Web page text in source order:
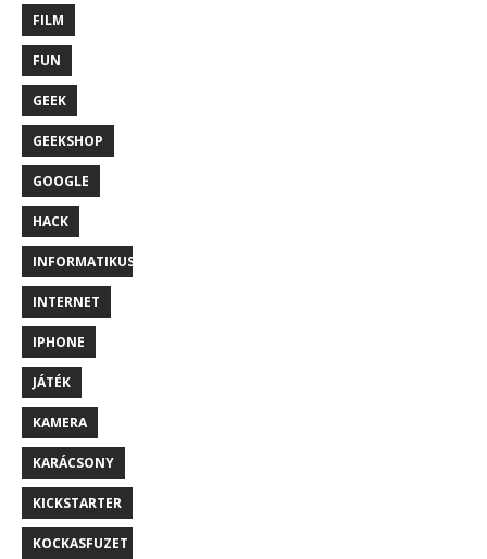
FILM
FUN
GEEK
GEEKSHOP
GOOGLE
HACK
INFORMATIKUS
INTERNET
IPHONE
JÁTÉK
KAMERA
KARÁCSONY
KICKSTARTER
KOCKASFUZET